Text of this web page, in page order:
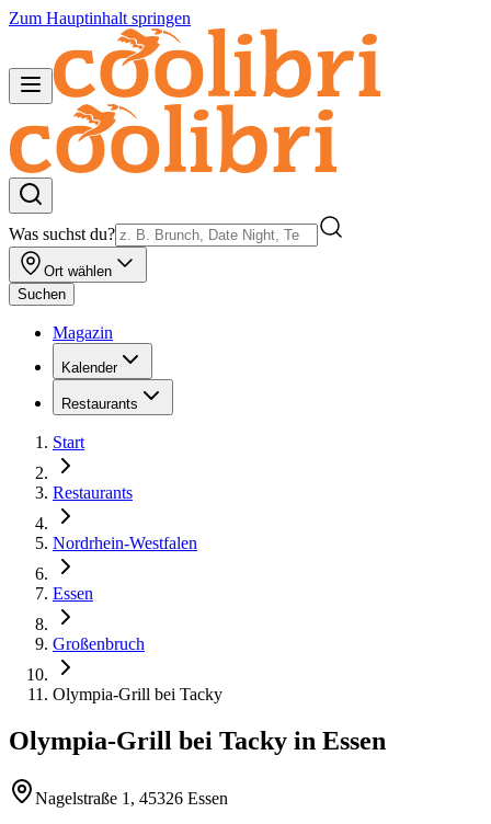
Zum Hauptinhalt springen
Was suchst du?
Ort wählen
Suchen
Magazin
Kalender
Restaurants
Start
Restaurants
Nordrhein-Westfalen
Essen
Großenbruch
Olympia-Grill bei Tacky
Olympia-Grill bei Tacky in Essen
Nagelstraße 1, 45326 Essen